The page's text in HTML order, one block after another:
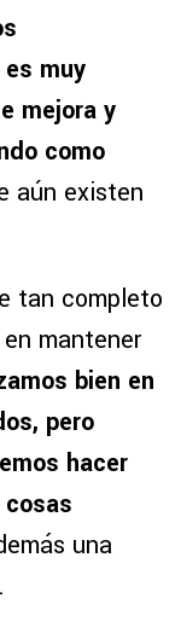
muy
mejora y
como
aún existen
tan completo
mantener
bien en
pero
hacer
una